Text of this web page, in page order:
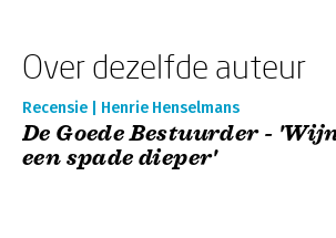
Over dezelfde auteur
Recensie | Henrie Henselmans
De Goede Bestuurder -
een spade dieper'